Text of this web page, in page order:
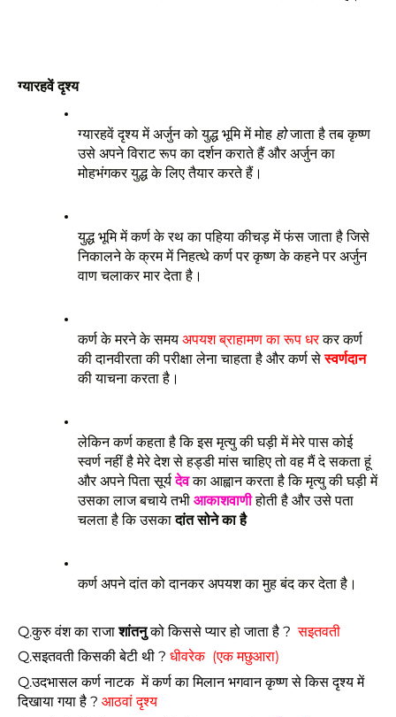
ग्यारहवें दृश्य
ग्यारहवें दृश्य में अर्जुन को युद्ध भूमि में मोह हो जाता है तब कृष्ण
उसे अपने विराट रूप का दर्शन कराते हैं और अर्जुन का
मोहभंगकर युद्ध के लिए तैयार करते हैं।
युद्ध भूमि में कर्ण के रथ का पहिया कीचड़ में फंस जाता है जिसे
निकालने के क्रम में निहत्थे कर्ण पर कृष्ण के कहने पर अर्जुन
वाण चलाकर मार देता है।
कर्ण के मरने के समय अपयश ब्राहामण का रूप धर कर कर्ण
की दानवीरता की परीक्षा लेना चाहता है और कर्ण से स्वर्णदान
की याचना करता है।
लेकिन कर्ण कहता है कि इस मृत्यु की घड़ी में मेरे पास कोई
स्वर्ण नहीं है मेरे देश से हड्डी मांस चाहिए तो वह मैं दे सकता हूं
और अपने पिता सूर्य देव का आह्वान करता है कि मृत्यु की घड़ी में
उसका लाज बचाये तभी आकाशवाणी होती है और उसे पता
चलता है कि उसका दांत सोने का है
कर्ण अपने दांत को दानकर अपयश का मुह बंद कर देता है।
Q.कुरु वंश का राजा शांतनु को किससे प्यार हो जाता है ? सइतवती
Q.सइतवती किसकी बेटी थी ? धीवरेक  (एक मछुआरा)
Q.उदभासल कर्ण नाटक  में कर्ण का मिलान भगवान कृष्ण से किस दृश्य में
दिखाया गया है ? आठवां दृश्य